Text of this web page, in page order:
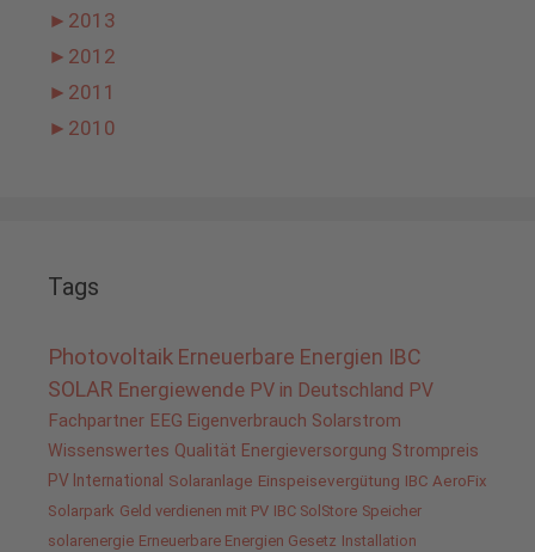
► 2013
► 2012
► 2011
► 2010
Tags
Photovoltaik Erneuerbare Energien IBC
SOLAR Energiewende PV in Deutschland PV
Fachpartner EEG Eigenverbrauch Solarstrom
Wissenswertes Qualität Energieversorgung Strompreis
PV International Solaranlage Einspeisevergütung IBC AeroFix
Solarpark Geld verdienen mit PV IBC SolStore Speicher
solarenergie Erneuerbare Energien Gesetz Installation